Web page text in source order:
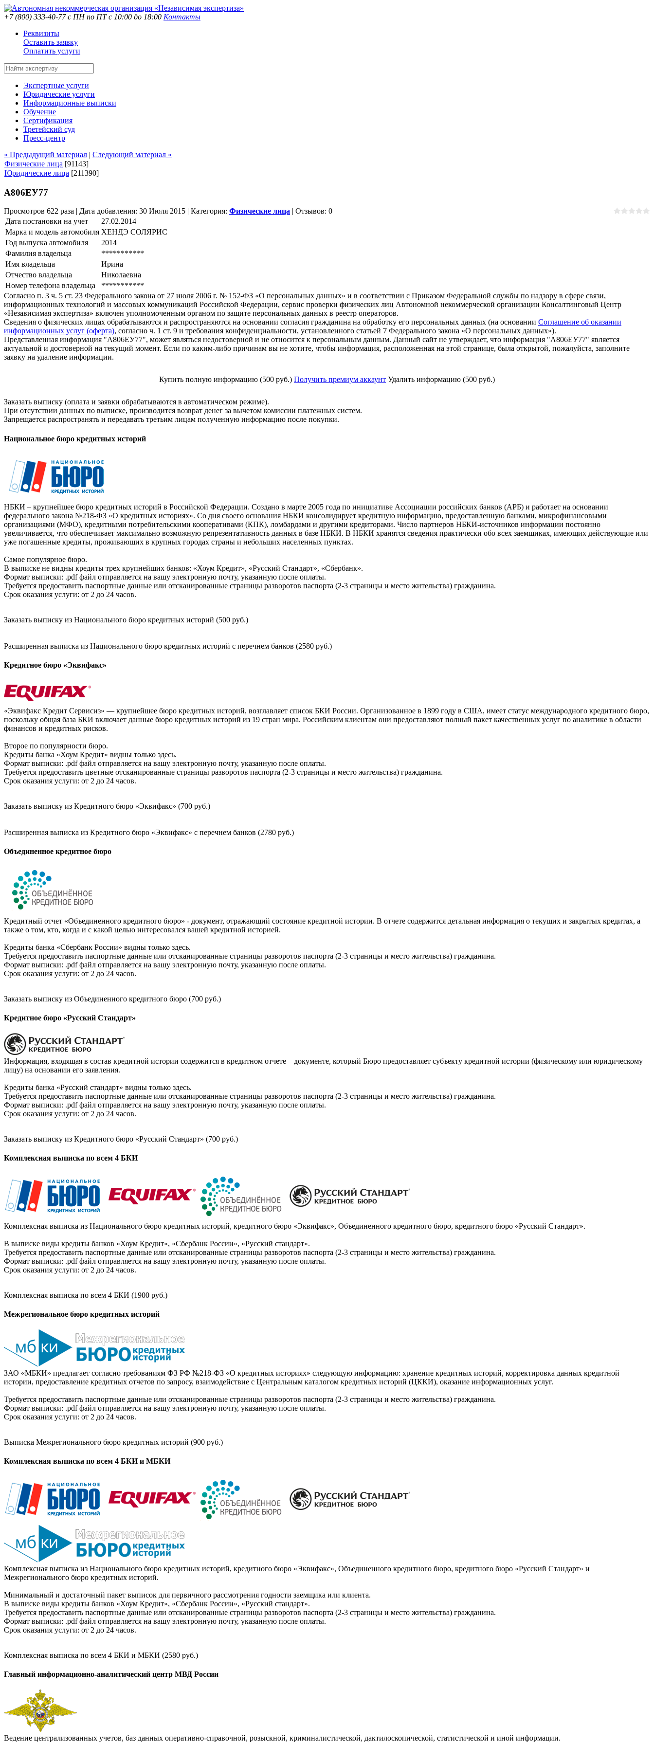
+7 (800) 333-40-77с ПН по ПТ с 10:00 до 18:00 Контакты
Реквизиты
Оставить заявку
Оплатить услуги
Экспертные услуги
Юридические услуги
Информационные выписки
Обучение
Сертификация
Третейский суд
Пресс-центр
« Предыдущий материал | Следующий материал »
Физические лица [91143]
Юридические лица [211390]
А806ЕУ77
Просмотров 622 раза | Дата добавления: 30 Июля 2015 | Категория: Физические лица | Отзывов: 0
Дата постановки на учет
27.02.2014
Марка и модель автомобиля ХЕНДЭ СОЛЯРИС
Год выпуска автомобиля
2014
Фамилия владельца
***********
Имя владельца
Ирина
Отчество владельца
Николаевна
Номер телефона владельца
***********
Согласно п. 3 ч. 5 ст. 23 Федерального закона от 27 июля 2006 г. № 152-ФЗ «О персональных данных» и в соответствии с Приказом Федеральной службы по надзору в сфере связи,
информационных технологий и массовых коммуникаций Российской Федерации, сервис проверки физических лиц Автономной некоммерческой организации Консалтинговый Центр
«Независимая экспертиза» включен уполномоченным органом по защите персональных данных в реестр операторов.
Сведения о физических лицах обрабатываются и распространяются на основании согласия гражданина на обработку его персональных данных (на основании Соглашение об оказании
информационных услуг (оферта), согласно ч. 1 ст. 9 и требования конфиденциальности, установленного статьей 7 Федерального закона «О персональных данных»).
Представленная информация "А806ЕУ77", может являться недостоверной и не относится к персональным данным. Данный сайт не утверждает, что информация "А806ЕУ77" является
актуальной и достоверной на текущий момент. Если по каким-либо причинам вы не хотите, чтобы информация, расположенная на этой странице, была открытой, пожалуйста, заполните
заявку на удаление информации.
Купить полную информацию (500 руб.) Получить премиум аккаунт Удалить информацию (500 руб.)
Заказать выписку (оплата и заявки обрабатываются в автоматическом режиме).
При отсутствии данных по выписке, производится возврат денег за вычетом комиссии платежных систем.
Запрещается распространять и передавать третьим лицам полученную информацию после покупки.
Национальное бюро кредитных историй
НБКИ – крупнейшее бюро кредитных историй в Российской Федерации. Создано в марте 2005 года по инициативе Ассоциации российских банков (АРБ) и работает на основании
федерального закона №218-ФЗ «О кредитных историях». Со дня своего основания НБКИ консолидирует кредитную информацию, предоставленную банками, микрофинансовыми
организациями (МФО), кредитными потребительскими кооперативами (КПК), ломбардами и другими кредиторами. Число партнеров НБКИ-источников информации постоянно
увеличивается, что обеспечивает максимально возможную репрезентативность данных в базе НБКИ. В НБКИ хранятся сведения практически обо всех заемщиках, имеющих действующие или
уже погашенные кредиты, проживающих в крупных городах страны и небольших населенных пунктах.
Самое популярное бюро.
В выписке не видны кредиты трех крупнейших банков: «Хоум Кредит», «Русский Стандарт», «Сбербанк».
Формат выписки: .pdf файл отправляется на вашу электронную почту, указанную после оплаты.
Требуется предоставить паспортные данные или отсканированные страницы разворотов паспорта (2-3 страницы и место жительства) гражданина.
Срок оказания услуги: от 2 до 24 часов.
Заказать выписку из Национального бюро кредитных историй (500 руб.)
Расширенная выписка из Национального бюро кредитных историй с перечнем банков (2580 руб.)
Кредитное бюро «Эквифакс»
«Эквифакс Кредит Сервисиз» — крупнейшее бюро кредитных историй, возглавляет список БКИ России. Организованное в 1899 году в США, имеет статус международного кредитного бюро,
поскольку общая база БКИ включает данные бюро кредитных историй из 19 стран мира. Российским клиентам они предоставляют полный пакет качественных услуг по аналитике в области
финансов и кредитных рисков.
Второе по популярности бюро.
Кредиты банка «Хоум Кредит» видны только здесь.
Формат выписки: .pdf файл отправляется на вашу электронную почту, указанную после оплаты.
Требуется предоставить цветные отсканированные страницы разворотов паспорта (2-3 страницы и место жительства) гражданина.
Срок оказания услуги: от 2 до 24 часов.
Заказать выписку из Кредитного бюро «Эквифакс» (700 руб.)
Расширенная выписка из Кредитного бюро «Эквифакс» с перечнем банков (2780 руб.)
Объединенное кредитное бюро
Кредитный отчет «Объединенного кредитного бюро» - документ, отражающий состояние кредитной истории. В отчете содержится детальная информация о текущих и закрытых кредитах, а
также о том, кто, когда и с какой целью интересовался вашей кредитной историей.
Кредиты банка «Сбербанк России» видны только здесь.
Требуется предоставить паспортные данные или отсканированные страницы разворотов паспорта (2-3 страницы и место жительства) гражданина.
Формат выписки: .pdf файл отправляется на вашу электронную почту, указанную после оплаты.
Срок оказания услуги: от 2 до 24 часов.
Заказать выписку из Объединенного кредитного бюро (700 руб.)
Кредитное бюро «Русский Стандарт»
Информация, входящая в состав кредитной истории содержится в кредитном отчете – документе, который Бюро предоставляет субъекту кредитной истории (физическому или юридическому
лицу) на основании его заявления.
Кредиты банка «Русский стандарт» видны только здесь.
Требуется предоставить паспортные данные или отсканированные страницы разворотов паспорта (2-3 страницы и место жительства) гражданина.
Формат выписки: .pdf файл отправляется на вашу электронную почту, указанную после оплаты.
Срок оказания услуги: от 2 до 24 часов.
Заказать выписку из Кредитного бюро «Русский Стандарт» (700 руб.)
Комплексная выписка по всем 4 БКИ
Комплексная выписка из Национального бюро кредитных историй, кредитного бюро «Эквифакс», Объединенного кредитного бюро, кредитного бюро «Русский Стандарт».
В выписке виды кредиты банков «Хоум Кредит», «Сбербанк России», «Русский стандарт».
Требуется предоставить паспортные данные или отсканированные страницы разворотов паспорта (2-3 страницы и место жительства) гражданина.
Формат выписки: .pdf файл отправляется на вашу электронную почту, указанную после оплаты.
Срок оказания услуги: от 2 до 24 часов.
Комплексная выписка по всем 4 БКИ (1900 руб.)
Межрегиональное бюро кредитных историй
ЗАО «МБКИ» предлагает согласно требованиям ФЗ РФ №218-ФЗ «О кредитных историях» следующую информацию: хранение кредитных историй, корректировка данных кредитной
истории, предоставление кредитных отчетов по запросу, взаимодействие с Центральным каталогом кредитных историй (ЦККИ), оказание информационных услуг.
Требуется предоставить паспортные данные или отсканированные страницы разворотов паспорта (2-3 страницы и место жительства) гражданина.
Формат выписки: .pdf файл отправляется на вашу электронную почту, указанную после оплаты.
Срок оказания услуги: от 2 до 24 часов.
Выписка Межрегионального бюро кредитных историй (900 руб.)
Комплексная выписка по всем 4 БКИ и МБКИ
Комплексная выписка из Национального бюро кредитных историй, кредитного бюро «Эквифакс», Объединенного кредитного бюро, кредитного бюро «Русский Стандарт» и
Межрегионального бюро кредитных историй.
Минимальный и достаточный пакет выписок для первичного рассмотрения годности заемщика или клиента.
В выписке виды кредиты банков «Хоум Кредит», «Сбербанк России», «Русский стандарт».
Требуется предоставить паспортные данные или отсканированные страницы разворотов паспорта (2-3 страницы и место жительства) гражданина.
Формат выписки: .pdf файл отправляется на вашу электронную почту, указанную после оплаты.
Срок оказания услуги: от 2 до 24 часов.
Комплексная выписка по всем 4 БКИ и МБКИ (2580 руб.)
Главный информационно-аналитический центр МВД России
Ведение централизованных учетов, баз данных оперативно-справочной, розыскной, криминалистической, дактилоскопической, статистической и иной информации.